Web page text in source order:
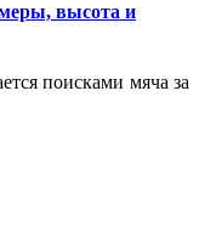
высота и
поисками мяча за